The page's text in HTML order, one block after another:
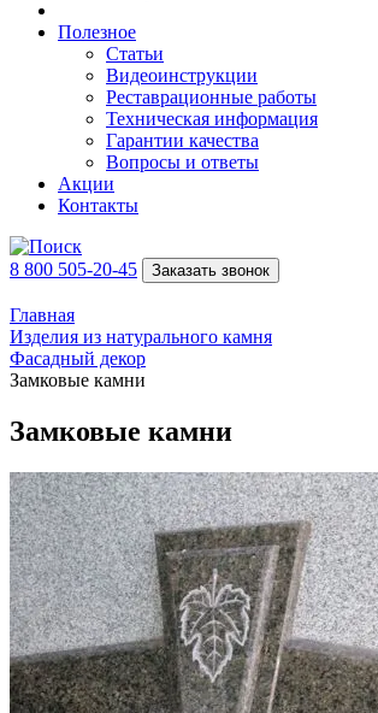
Полезное
Статьи
Видеоинструкции
Реставрационные работы
Техническая информация
Гарантии качества
Вопросы и ответы
Акции
Контакты
8 800 505-20-45 Заказать звонок
Главная
Изделия из натурального камня
Фасадный декор
Замковые камни
Замковые камни